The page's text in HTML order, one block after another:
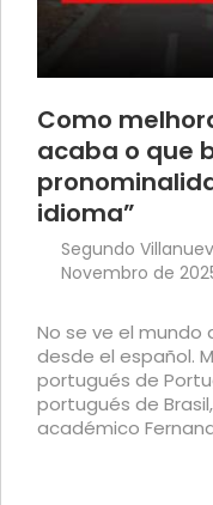
Como
acaba o que
idioma”
Segundo
Novembro de
No se ve el mundo
desde el español.
portugués de
portugués de
académico